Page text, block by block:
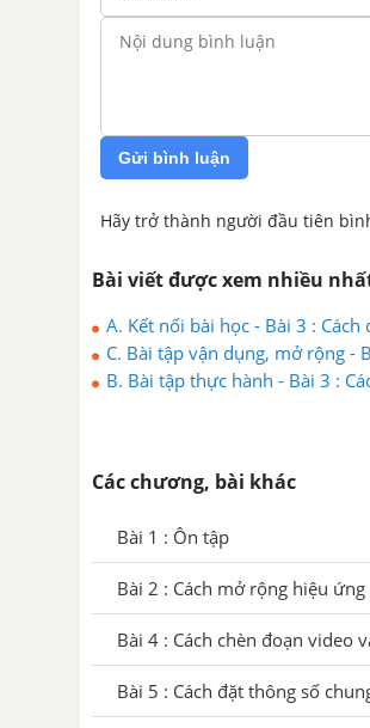
Gửi bình luận
Hãy trở thành người đầu tiên
Bài viết được xem nhiều
A. Kết nối bài học - Bài 3 :
C. Bài tập vận dụng, mở rộng -
B. Bài tập thực hành - Bài 3 :
Các chương, bài khác
Bài 1 : Ôn tập
Bài 2 : Cách mở rộng hiệu
Bài 4 : Cách chèn đoạn video
Bài 5 : Cách đặt thông số